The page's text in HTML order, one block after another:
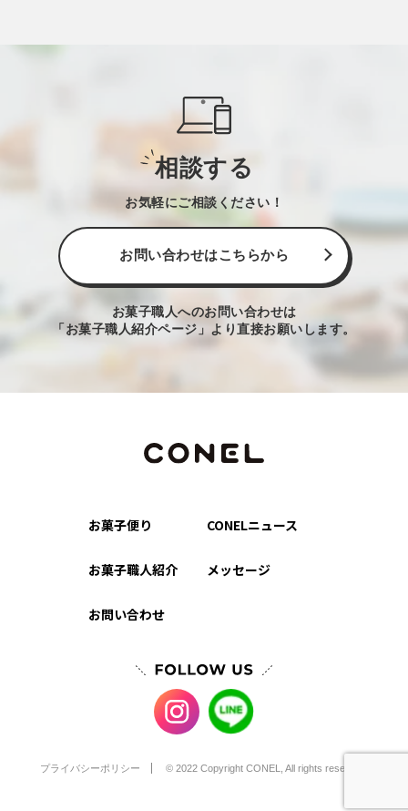
相談する
お気軽にご相談ください！
お問い合わせはこちらから
お菓子職人へのお問い合わせは
「お菓子職人紹介ページ」より直接お願いします。
お菓子便り CONELニュース
お菓子職人紹介 メッセージ
お問い合わせ
プライバシーポリシー © 2022 Copyright CONEL, All rights reserved.